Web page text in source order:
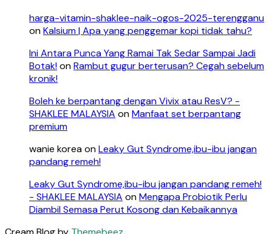
harga-vitamin-shaklee-naik-ogos-2025-terengganu
onKalsium | Apa yang penggemar kopi tidak tahu?
Ini Antara Punca Yang Ramai Tak Sedar Sampai Jadi
Botak!onRambut gugur berterusan? Cegah sebelum
kronik!
Boleh ke berpantang dengan Vivix atau ResV? -
SHAKLEE MALAYSIA onManfaat set berpantang
premium
wanie koreaonLeaky Gut Syndrome,ibu-ibu jangan
pandang remeh!
Leaky Gut Syndrome,ibu-ibu jangan pandang remeh!
- SHAKLEE MALAYSIA onMengapa Probiotik Perlu
Diambil Semasa Perut Kosong dan Kebaikannya